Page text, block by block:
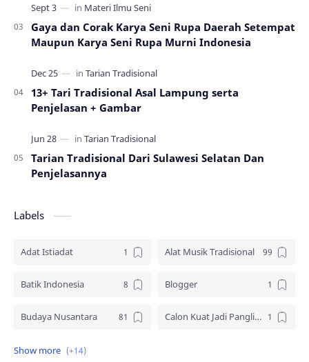
Gaya dan Corak Karya Seni Rupa Daerah Setempat
Maupun Karya Seni Rupa Murni Indonesia
13+ Tari Tradisional Asal Lampung serta
Penjelasan + Gambar
Tarian Tradisional Dari Sulawesi Selatan Dan
Penjelasannya
Labels
Adat Istiadat Alat Musik Tradisional
Batik Indonesia Blogger
Budaya Nusantara Calon Kuat Jadi Panglima TNI
Jasa website